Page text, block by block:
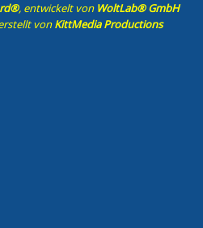
, entwickelt von WoltLab® GmbH
vonKittMedia Productions